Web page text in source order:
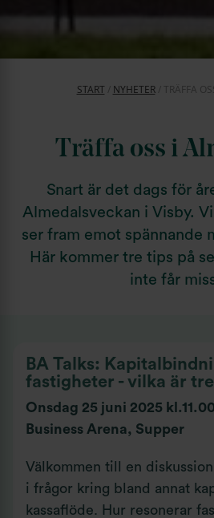
START/ NYHETER/ TRÄFFA
Träffa oss i
Snart är det dags för
Almedalsveckan i Visby.
ser fram emot spännande
Här kommer tre tips på
inte får
BA Talks:
fastigheter - vilka är
Onsdag 25 juni 2025
Business Arena, Supper
Välkommen till en
i frågor kring bland annat
kassaflöde. Hur resonerar